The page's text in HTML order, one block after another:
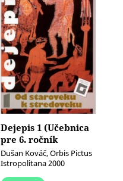
Dejepis 1 (Učebnica
pre 6. ročník
základných škôl)
(Od staroveku k
stredoveku
Dušan Kováč, Orbis Pictus
Istropolitana 2000